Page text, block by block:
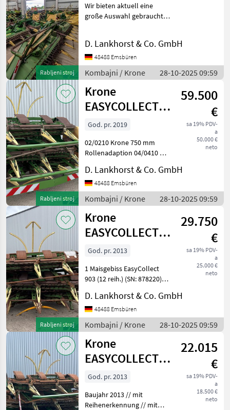
Rabljeni stroj
Wir bieten aktuell eine
große Auswahl gebrauchter
Pendelrollen-Adaption
Pendelrahmen-Adaption
EasyCollect 600-2
EasyCollect 750-
D. Lankhorst & Co. GmbH
48488 Emsbüren
Kombajni / Krone 28-10-2025 09:59
Rabljeni stroj
Krone
EASYCOLLECT
900-3
59.500
€
sa 19% PDV-
a
50.000 €
neto
God. pr. 2019
02/0210 Krone 750 mm
Rollenadaption 04/0410 mit
mit Bodenkopierung
06/0610 mit AutoScan Tip
hedera/ adaptera: Heder/
adapter za kukuruz Komb
D. Lankhorst & Co. GmbH
48488 Emsbüren
Kombajni / Krone 28-10-2025 09:59
Rabljeni stroj
Krone
EASYCOLLECT
903
29.750
€
sa 19% PDV-
a
25.000 €
neto
God. pr. 2013
1 Maisgebiss EasyCollect
903 (12 reih.) (SN: 878220)
Reihenerkennung // mit
Bodenkopierung // mit
Autoscan Tip hedera/
adaptera: Heder/ adapter
za
D. Lankhorst & Co. GmbH
48488 Emsbüren
Kombajni / Krone 28-10-2025 09:59
Krone
EASYCOLLECT
903
22.015
€
sa 19% PDV-
a
18.500 €
neto
God. pr. 2013
Baujahr 2013 // mit
Reihenerkennung // mit